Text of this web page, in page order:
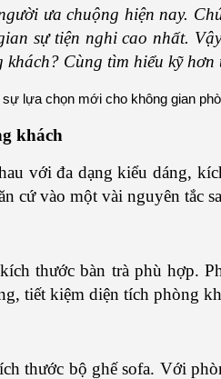
ưa chuộng hiện nay.
sự tiện nghi cao nhất.
Cùng tìm hiểu kỹ hơn
khách
với đa dạng kiểu dáng,
cứ vào một vài nguyên tắc
thước bàn trà phù hợp.
tiết kiệm diện tích phòng
thước bộ ghế sofa. Với